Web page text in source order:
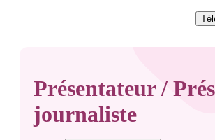
Présentateur /
journaliste